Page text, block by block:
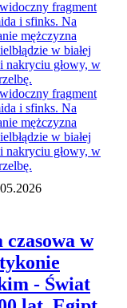
czasowa w
- Świat